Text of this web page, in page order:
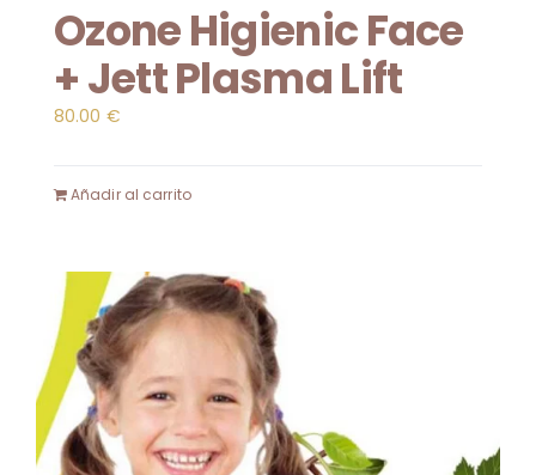
Ozone Higienic Face
+ Jett Plasma Lift
80.00 €
Añadir al carrito